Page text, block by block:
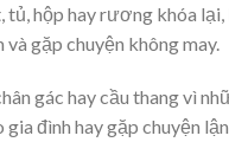
hộp hay rương khóa lại,
gặp chuyện không may.
gác hay cầu thang vì
đình hay gặp chuyện